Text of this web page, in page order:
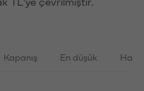
TL'ye çevrilmiştir.
Kapanış En düşük